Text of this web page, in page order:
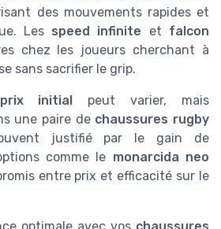
des mouvements rapides et
Les speed infinite et falcon
chez les joueurs cherchant à
sans sacrifier le grip.
prix initial peut varier, mais
une paire de chaussures rugby
justifié par le gain de
comme le monarcida neo
entre prix et efficacité sur le